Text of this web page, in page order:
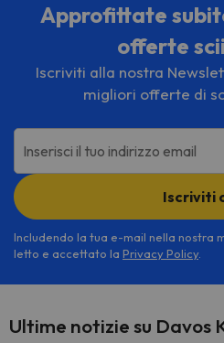
Approfittate
offerte
Iscriviti alla nostra
migliori offerte di
Inserisci il tuo indirizzo email
Iscriviti
Includendo la tua e-mail nella nostra
letto e accettato la Privacy Policy.
Ultime notizie su Davos